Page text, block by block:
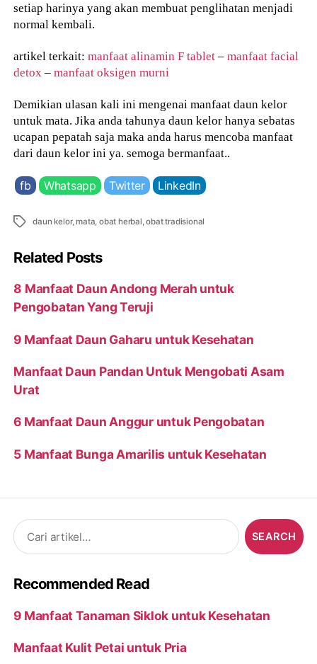
setiap harinya yang akan membuat penglihatan menjadi
normal kembali.
artikel terkait:manfaat alinamin F tablet –manfaat facial
detox –manfaat oksigen murni
Demikian ulasan kali ini mengenai manfaat daun kelor
untuk mata. Jika anda tahunya daun kelor hanya sebatas
ucapan pepatah saja maka anda harus mencoba manfaat
dari daun kelor ini ya. semoga bermanfaat..
fb Whatsapp Twitter LinkedIn
Tags daun kelor,mata obat herbal ,obat tradisional
Related Posts
8 Manfaat Daun Andong Merah untuk
Pengobatan Yang Teruji
9 Manfaat Daun Gaharu untuk Kesehatan
Manfaat Daun Pandan Untuk Mengobati Asam
Urat
6 Manfaat Daun Anggur untuk Pengobatan
5 Manfaat Bunga Amarilis untuk Kesehatan
Search
for:
Recommended Read
9 Manfaat Tanaman Siklok untuk Kesehatan
Manfaat Kulit Petai untuk Pria